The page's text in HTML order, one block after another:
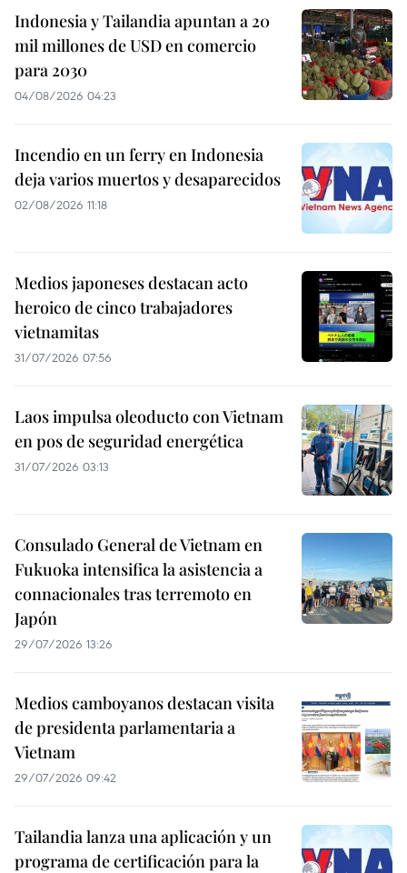
Indonesia y Tailandia apuntan a 20
mil millones de USD en comercio
para 2030
04/08/2026 04:23
Incendio en un ferry en Indonesia
deja varios muertos y desaparecidos
02/08/2026 11:18
Medios japoneses destacan acto
heroico de cinco trabajadores
vietnamitas
31/07/2026 07:56
Laos impulsa oleoducto con Vietnam
en pos de seguridad energética
31/07/2026 03:13
Consulado General de Vietnam en
Fukuoka intensifica la asistencia a
connacionales tras terremoto en
Japón
29/07/2026 13:26
Medios camboyanos destacan visita
de presidenta parlamentaria a
Vietnam
29/07/2026 09:42
Tailandia lanza una aplicación y un
programa de certificación para la